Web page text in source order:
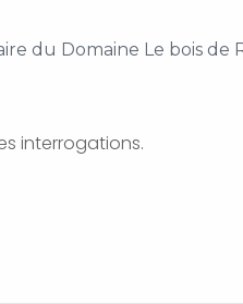
du Domaine Le bois de
interrogations.